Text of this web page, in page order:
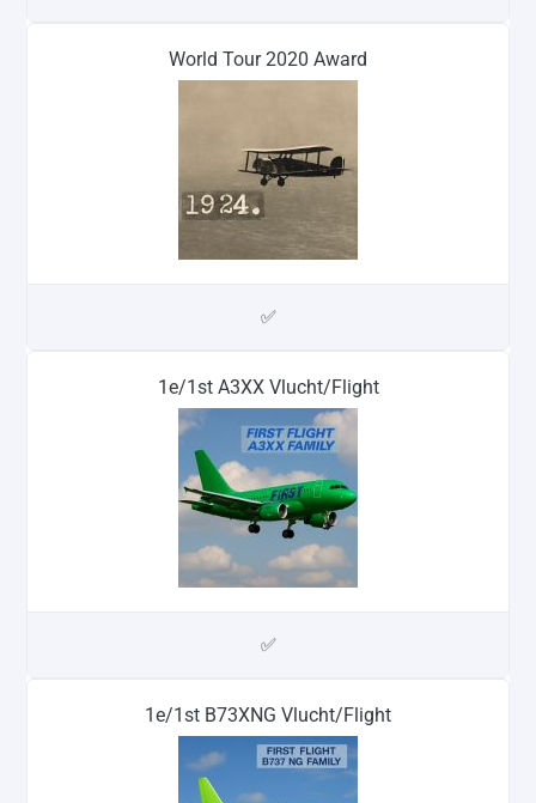
World Tour 2020 Award
✅
1e/1st A3XX Vlucht/Flight
✅
1e/1st B73XNG Vlucht/Flight